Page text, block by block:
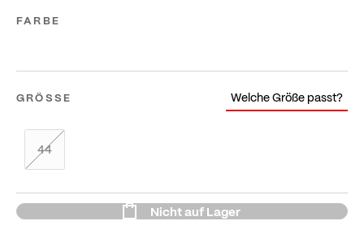
FARBE
GRÖSSE Welche Größe passt?
44
Nicht auf Lager